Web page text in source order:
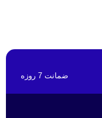
ضمانت 7 روزه